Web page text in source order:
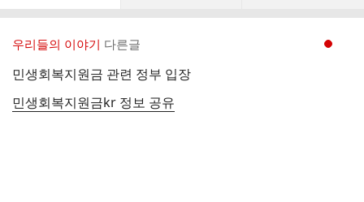
댓
우리들의 이야기 다른글
민생회복지원금 관련 정부 입장
민생회복지원금kr 정보 공유